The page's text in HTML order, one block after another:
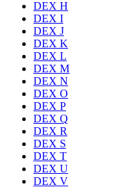
DEX H
DEX I
DEX J
DEX K
DEX L
DEX M
DEX N
DEX O
DEX P
DEX Q
DEX R
DEX S
DEX T
DEX U
DEX V